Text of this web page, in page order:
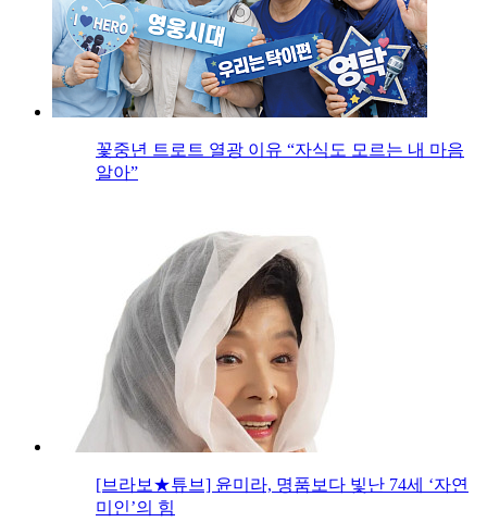
꽃중년 트로트 열광 이유 “자식도 모르는 내 마음
알아”
[브라보★튜브] 윤미라, 명품보다 빛난 74세 ‘자연
미인’의 힘